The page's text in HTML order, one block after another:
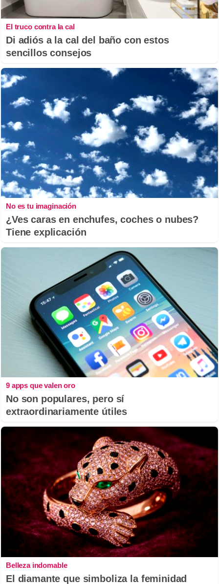
El truco contra la cal
Di adiós a la cal del baño con estos
sencillos consejos
No es tu imaginación
¿Ves caras en enchufes, coches o nubes?
Tiene explicación
9 apps que valen oro
No son populares, pero sí
extraordinariamente útiles
Belleza indomable
El diamante que simboliza la feminidad